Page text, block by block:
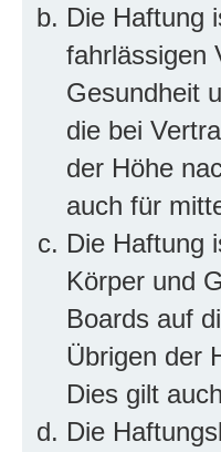
Die Haftung
fahrlässigen
Gesundheit
die bei
der Höhe
auch für
Die Haftung
Körper und
Boards auf
Übrigen der
Dies gilt
Die